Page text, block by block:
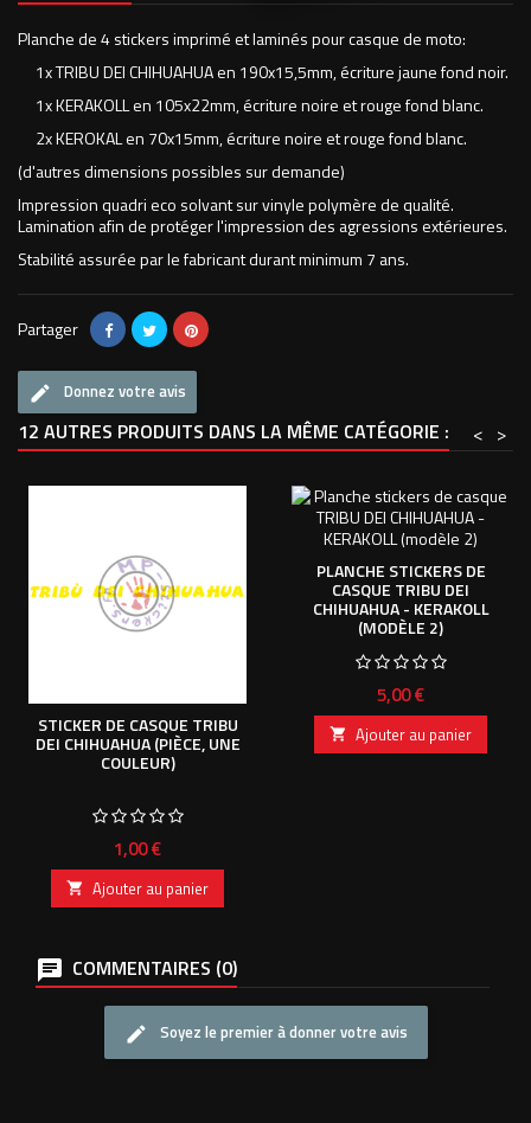
Planche de 4 stickers imprimé et laminés pour casque de moto:
1x TRIBU DEI CHIHUAHUA en 190x15,5mm, écriture jaune fond noir.
1x KERAKOLL en 105x22mm, écriture noire et rouge fond blanc.
2x KEROKAL en 70x15mm, écriture noire et rouge fond blanc.
(d'autres dimensions possibles sur demande)
Impression quadri eco solvant sur vinyle polymère de qualité.
Lamination afin de protéger l'impression des agressions extérieures.
Stabilité assurée par le fabricant durant minimum 7 ans.
Partager
Donnez votre avis
12 AUTRES PRODUITS DANS LA MÊME CATÉGORIE : >
<
STICKER DE CASQUE TRIBU
DEI CHIHUAHUA (PIÈCE, UNE
COULEUR)
Prix
1,00 €
 Ajouter au panier
PLANCHE STICKERS DE
CASQUE TRIBU DEI
CHIHUAHUA - KERAKOLL
(MODÈLE 2)
Prix
5,00 €
 Ajouter au panier
COMMENTAIRES (0)
Soyez le premier à donner votre avis